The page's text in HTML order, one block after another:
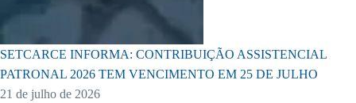
SETCARCE INFORMA: CONTRIBUIÇÃO ASSISTENCIAL
PATRONAL 2026 TEM VENCIMENTO EM 25 DE JULHO
21 de julho de 2026